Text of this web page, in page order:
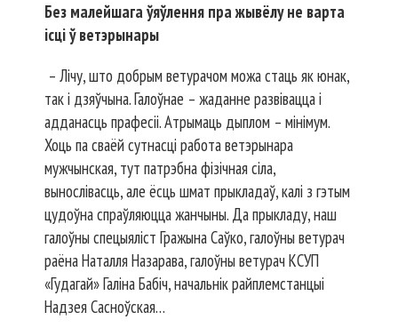
Без малейшага ўяўлення пра ­жывёлу не варта
ісці ў ветэрынары
– Лічу, што добрым ветурачом можа стаць як юнак,
так і дзяўчына. Галоўнае – жаданне развівацца і
адданасць прафесіі. Атрымаць дып­лом – мінімум.
Хоць па сваёй сутнасці работа ветэрынара
мужчынская, тут патрэбна фізічная сіла,
вынослівасць, але ёсць шмат прыкладаў, калі з гэтым
цудоўна спраўляюцца жанчыны. Да прыкладу, наш
галоўны спецыяліст Гражына Саўко, галоўны ветурач
раёна Наталля Назарава, галоўны ветурач КСУП
«Гудагай» Галіна Бабіч, начальнік райплемстанцыі
Надзея Сасноўская…